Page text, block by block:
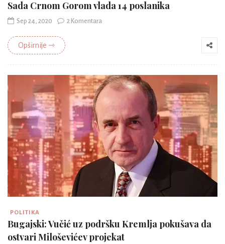
Sada Crnom Gorom vlada 14 poslanika
Sep 24, 2020 2 Komentara
Opširnije ⇾
POLITIKA
Bugajski: Vučić uz podršku Kremlja pokušava da
ostvari Miloševićev projekat